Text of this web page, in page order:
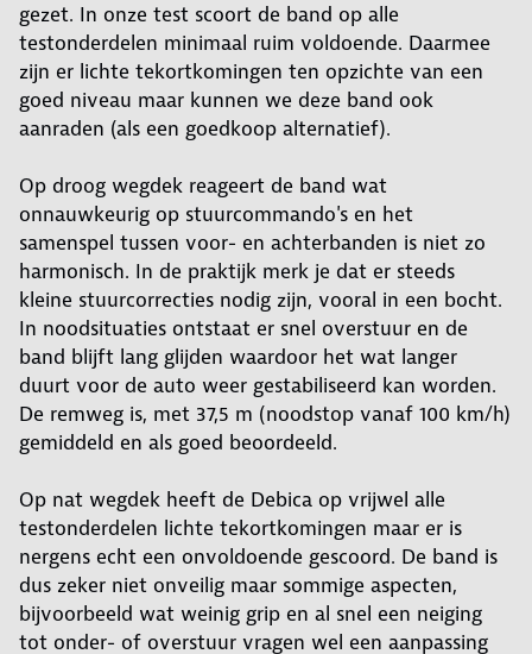
gezet. In onze test scoort de band op alle
testonderdelen minimaal ruim voldoende. Daarmee
zijn er lichte tekortkomingen ten opzichte van een
goed niveau maar kunnen we deze band ook
aanraden (als een goedkoop alternatief).
Op droog wegdek reageert de band wat
onnauwkeurig op stuurcommando's en het
samenspel tussen voor- en achterbanden is niet zo
harmonisch. In de praktijk merk je dat er steeds
kleine stuurcorrecties nodig zijn, vooral in een bocht.
In noodsituaties ontstaat er snel overstuur en de
band blijft lang glijden waardoor het wat langer
duurt voor de auto weer gestabiliseerd kan worden.
De remweg is, met 37,5 m (noodstop vanaf 100 km/h)
gemiddeld en als goed beoordeeld.
Op nat wegdek heeft de Debica op vrijwel alle
testonderdelen lichte tekortkomingen maar er is
nergens echt een onvoldoende gescoord. De band is
dus zeker niet onveilig maar sommige aspecten,
bijvoorbeeld wat weinig grip en al snel een neiging
tot onder- of overstuur vragen wel een aanpassing